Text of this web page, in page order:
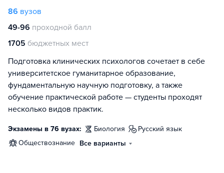
86 вузов
49-96 проходной балл
1705 бюджетных мест
Подготовка клинических психологов сочетает в себе
университетское гуманитарное образование,
фундаментальную научную подготовку, а также
обучение практической работе — студенты проходят
несколько видов практик.
Экзамены в 76 вузах: биология
русский язык
обществознание Все варианты